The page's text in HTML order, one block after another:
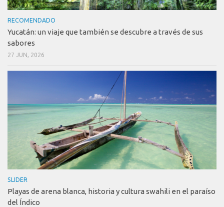
RECOMENDADO
Yucatán: un viaje que también se descubre a través de sus
sabores
27 JUN, 2026
SLIDER
Playas de arena blanca, historia y cultura swahili en el paraíso
del Índico